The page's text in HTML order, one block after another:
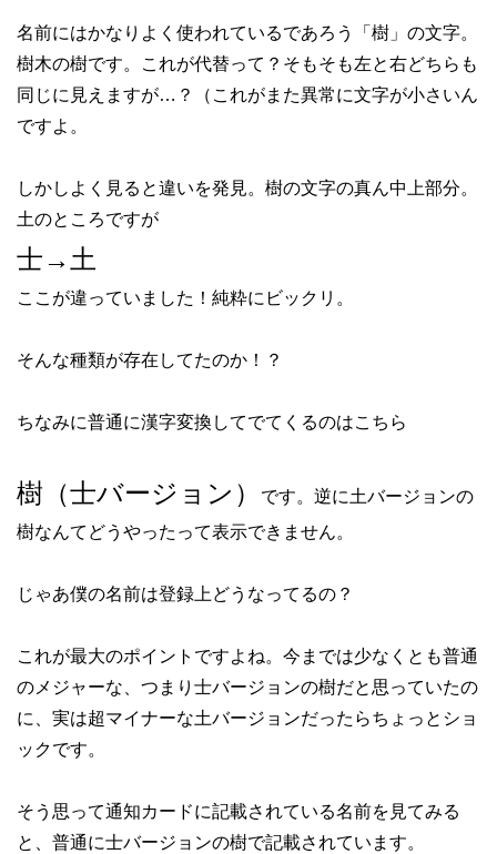
名前にはかなりよく使われているであろう「樹」の文字。
樹木の樹です。これが代替って？そもそも左と右どちらも
同じに見えますが…？（これがまた異常に文字が小さいん
ですよ。
しかしよく見ると違いを発見。樹の文字の真ん中上部分。
土のところですが
士→土
ここが違っていました！純粋にビックリ。
そんな種類が存在してたのか！？
ちなみに普通に漢字変換してでてくるのはこちら
樹（士バージョン）
です。逆に土バージョンの
樹なんてどうやったって表示できません。
じゃあ僕の名前は登録上どうなってるの？
これが最大のポイントですよね。今までは少なくとも普通
のメジャーな、つまり士バージョンの樹だと思っていたの
に、実は超マイナーな土バージョンだったらちょっとショ
ックです。
そう思って通知カードに記載されている名前を見てみる
と、普通に士バージョンの樹で記載されています。